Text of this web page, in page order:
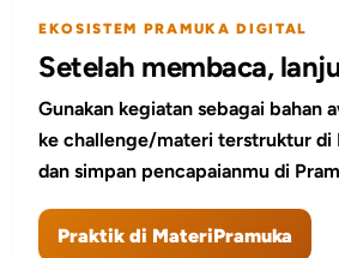
EKOSISTEM PRAMUKA DIGITAL
Setelah membaca,
Gunakan kegiatan sebagai bahan
ke challenge/materi terstruktur di
dan simpan pencapaianmu di
Praktik di MateriPramuka